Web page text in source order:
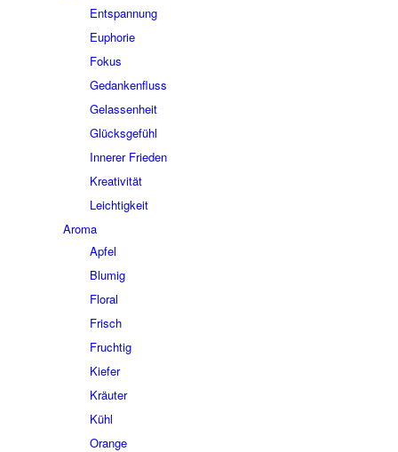
Entspannung
Euphorie
Fokus
Gedankenfluss
Gelassenheit
Glücksgefühl
Innerer Frieden
Kreativität
Leichtigkeit
Aroma
Apfel
Blumig
Floral
Frisch
Fruchtig
Kiefer
Kräuter
Kühl
Orange